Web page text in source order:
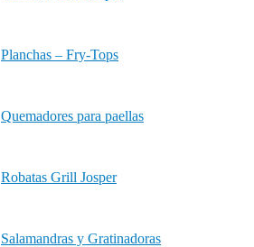
Planchas – Fry-Tops
Quemadores para paellas
Robatas Grill Josper
Salamandras y Gratinadoras